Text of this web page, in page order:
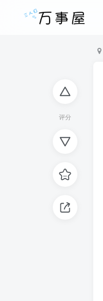
评分